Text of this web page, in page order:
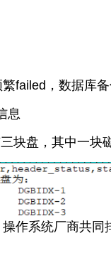
failed，数据库
息
块盘，其中一块
作系统厂商共